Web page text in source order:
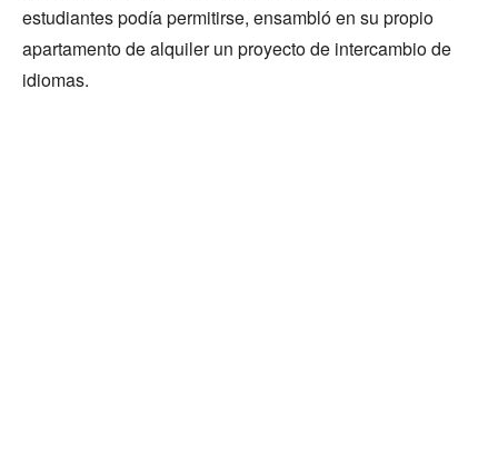
estudiantes podía permitirse, ensambló en su propio
apartamento de alquiler un proyecto de intercambio de
idiomas.